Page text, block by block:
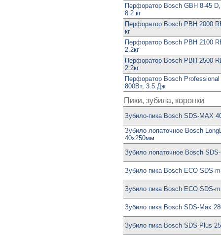
Перфоратор Bosch GBH 8-45
8.2 кг
Перфоратор Bosch PBH 2000
кг
Перфоратор Bosch PBH 2100
2.2кг
Перфоратор Bosch PBH 2500
2.2кг
Перфоратор Bosch
800Вт, 3.5 Дж
Пики, зубила, коронки
Зубило-пика Bosch SDS-MAX
Зубило лопаточное Bosch
40x250мм
Зубило лопаточное Bosch
Зубило пика Bosch ECO SDS-
Зубило пика Bosch ECO SDS-
Зубило пика Bosch SDS-Max
Зубило пика Bosch SDS-Plus